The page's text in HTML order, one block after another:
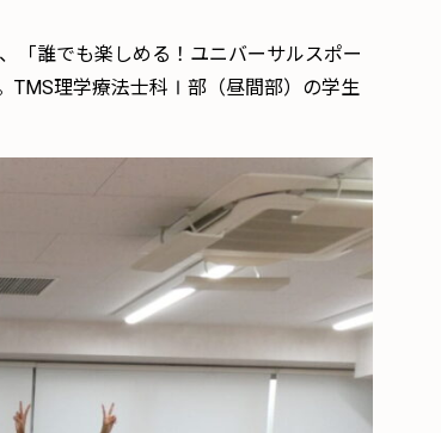
「誰でも楽しめる！ユニバーサルスポー
TMS理学療法士科Ⅰ部（昼間部）の学生